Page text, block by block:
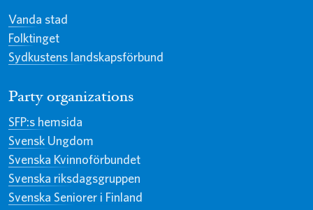
Vanda stad
Folktinget
Sydkustens landskapsförbund
Party organizations
SFP:s hemsida
Svensk Ungdom
Svenska Kvinnoförbundet
Svenska riksdagsgruppen
Svenska Seniorer i Finland